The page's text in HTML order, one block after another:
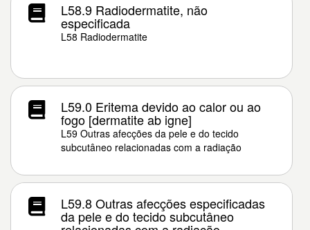
L58.9 Radiodermatite, não
especificada
L58 Radiodermatite
L59.0 Eritema devido ao calor ou ao
fogo [dermatite ab igne]
L59 Outras afecções da pele e do tecido
subcutâneo relacionadas com a radiação
L59.8 Outras afecções especificadas
da pele e do tecido subcutâneo